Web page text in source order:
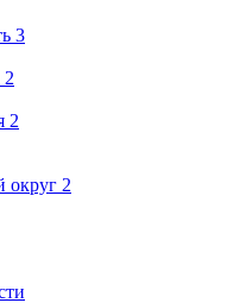
3
2
2
округ 2